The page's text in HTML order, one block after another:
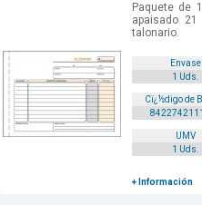
Paquete de
apaisado
talonario.
Envase
1 Uds.
Cï¿½digo de
UMV
1 Uds.
+ Información